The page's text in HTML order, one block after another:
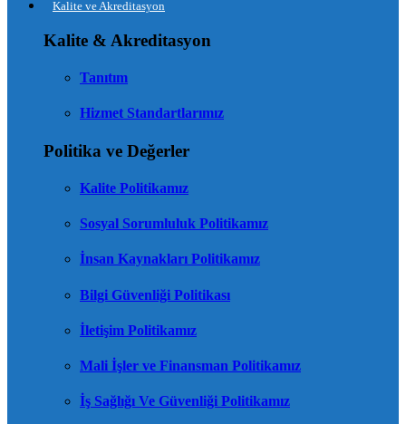
Kalite ve Akreditasyon
Kalite & Akreditasyon
Tanıtım
Hizmet Standartlarımız
Politika ve Değerler
Kalite Politikamız
Sosyal Sorumluluk Politikamız
İnsan Kaynakları Politikamız
Bilgi Güvenliği Politikası
İletişim Politikamız
Mali İşler ve Finansman Politikamız
İş Sağlığı Ve Güvenliği Politikamız